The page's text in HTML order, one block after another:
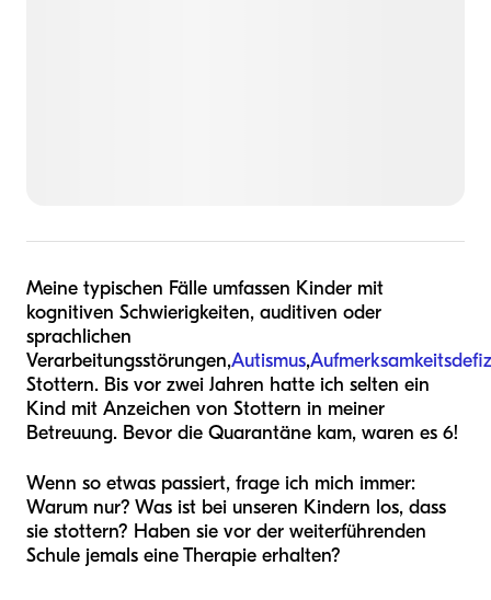
Meine typischen Fälle umfassen Kinder mit
kognitiven Schwierigkeiten, auditiven oder
sprachlichen
Verarbeitungsstörungen,Autismus,
Stottern. Bis vor zwei Jahren hatte ich selten ein
Kind mit Anzeichen von Stottern in meiner
Betreuung. Bevor die Quarantäne kam, waren es 6!
Wenn so etwas passiert, frage ich mich immer:
Warum nur? Was ist bei unseren Kindern los, dass
sie stottern? Haben sie vor der weiterführenden
Schule jemals eine Therapie erhalten?